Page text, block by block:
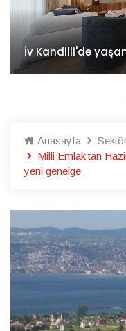
İv Kandilli'de
Anasayfa
Milli Emlak’tan
yeni genelge